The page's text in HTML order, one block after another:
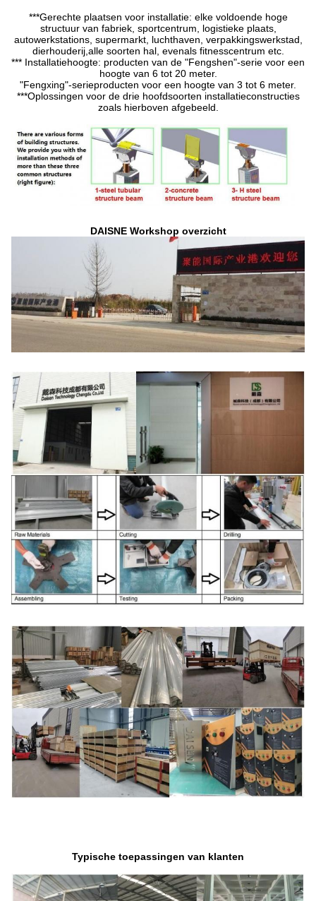
***Gerechte plaatsen voor installatie: elke voldoende hoge
structuur van fabriek, sportcentrum, logistieke plaats,
autowerkstations, supermarkt, luchthaven, verpakkingswerkstad,
dierhouderij,alle soorten hal, evenals fitnesscentrum etc.
*** Installatiehoogte: producten van de "Fengshen"-serie voor een
hoogte van 6 tot 20 meter.
"Fengxing"-serieproducten voor een hoogte van 3 tot 6 meter.
***Oplossingen voor de drie hoofdsoorten installatieconstructies
zoals hierboven afgebeeld.
DAISNE Workshop overzicht
Typische toepassingen van klanten